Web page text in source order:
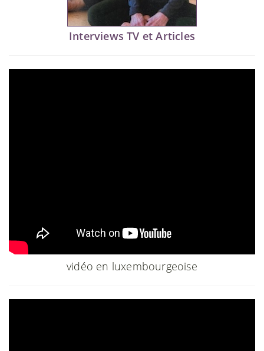
Interviews TV et Articles
vidéo en luxembourgeoise